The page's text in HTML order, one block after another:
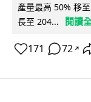
產量最高 50% 移
長至 204...
閱讀
171 72 ↗